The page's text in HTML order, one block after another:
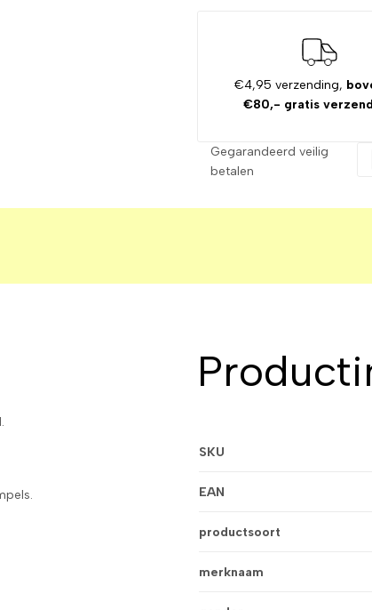
€4,95 verzending,
€80,- gratis
Gegarandeerd veilig
betalen
SKU
EAN
productsoort
merknaam